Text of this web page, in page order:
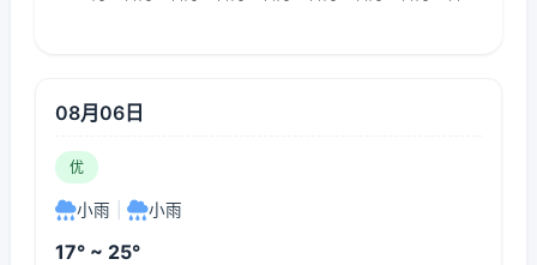
08月06日
优
小雨 小雨
17° ~ 25°